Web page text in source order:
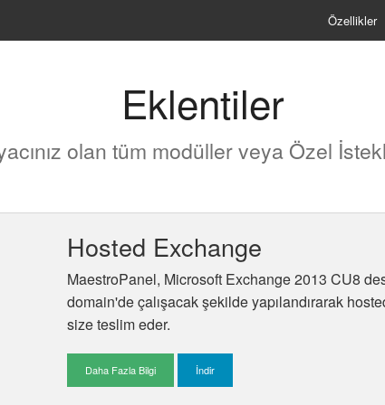
Özellikler
Eklentiler
olan tüm modüller veya Özel
Hosted Exchange
MaestroPanel, Microsoft Exchange 2013 CU8
domain'de çalışacak şekilde yapılandırarak
size teslim eder.
Daha Fazla Bilgi İndir